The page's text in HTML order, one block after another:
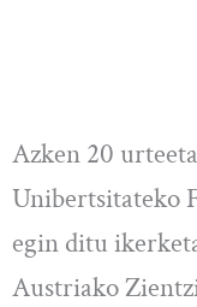
Azken 20
Unibertsitateko
egin ditu
Austriako